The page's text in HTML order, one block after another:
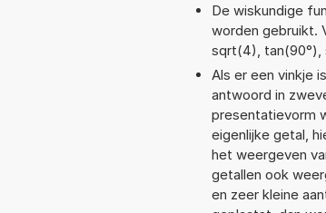
De wiskundige
worden gebruikt.
sqrt(4), tan(90°),
Als er een vinkje
antwoord in
presentatievorm
eigenlijke getal,
het weergeven
getallen ook
en zeer kleine